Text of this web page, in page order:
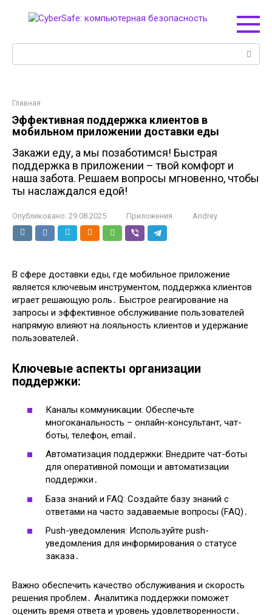
Главная
Эффективная поддержка клиентов в
мобильном приложении доставки еды
Закажи еду, а мы позаботимся! Быстрая
поддержка в приложении – твой комфорт и
наша забота. Решаем вопросы мгновенно, чтобы
ты наслаждался едой!
Опубликовано: 29.08.2025 Приложения Andrey
В сфере доставки еды, где мобильное приложение
является ключевым инструментом, поддержка клиентов
играет решающую роль․ Быстрое реагирование на
запросы и эффективное обслуживание пользователей
напрямую влияют на лояльность клиентов и удержание
пользователей․
Ключевые аспекты организации
поддержки:
Каналы коммуникации: Обеспечьте
многоканальность – онлайн-консультант, чат-
боты, телефон, email․
Автоматизация поддержки: Внедрите чат-боты
для оперативной помощи и автоматизации
поддержки․
База знаний и FAQ: Создайте базу знаний с
ответами на часто задаваемые вопросы (FAQ)․
Push-уведомления: Используйте push-
уведомления для информирования о статусе
заказа․
Важно обеспечить качество обслуживания и скорость
решения проблем․ Аналитика поддержки поможет
оценить время ответа и уровень удовлетворенности․